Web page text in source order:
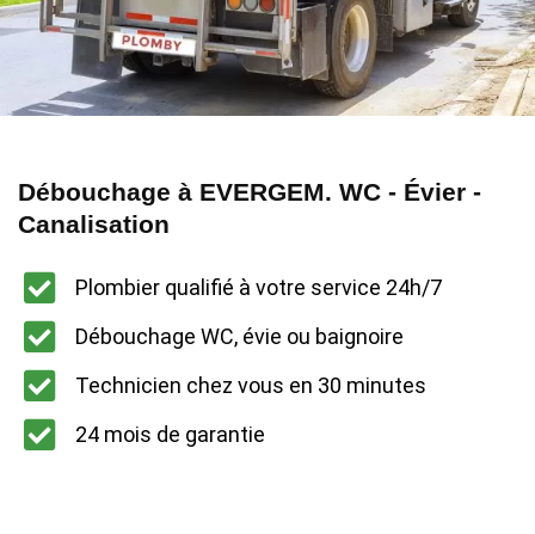
Débouchage à EVERGEM. WC - Évier -
Canalisation
Plombier qualifié à votre service 24h/7
Débouchage WC, évie ou baignoire
Technicien chez vous en 30 minutes
24 mois de garantie